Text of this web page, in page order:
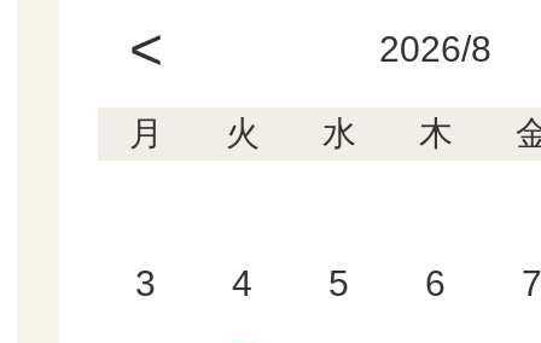
< 2026/8
月 火 水 木
3 4 5 6 7